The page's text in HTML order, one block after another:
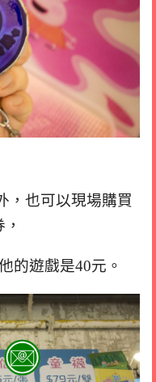
，也可以現場購買
的遊戲是40元。